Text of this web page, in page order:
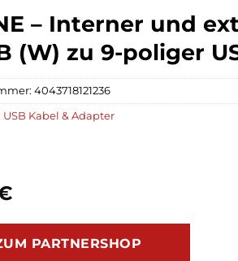
– Interner und
(W) zu 9-poliger
PARTNERSHOP
4043718121236
USB Kabel & Adapter